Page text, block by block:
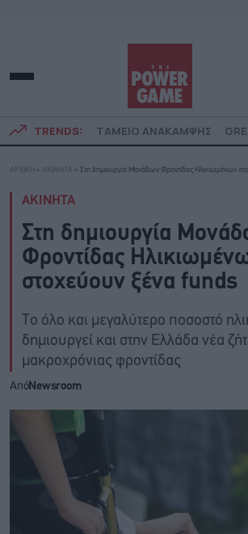
TRENDS: ΤΑΜΕΙΟ ΑΝΑΚΑΜΨΗΣ
ΑΡΧΙΚΗ » ΑΚΙΝΗΤΑ » Στη δημιουργία Μονάδων Φροντίδας Ηλικιωμένων
ΑΚΙΝΗΤΑ
Στη δημιουργία
Φροντίδας
στοχεύουν ξένα funds
Το όλο και μεγαλύτερο ποσοστό
δημιουργεί και στην Ελλάδα νέα
μακροχρόνιας φροντίδας
ΑπόNewsroom